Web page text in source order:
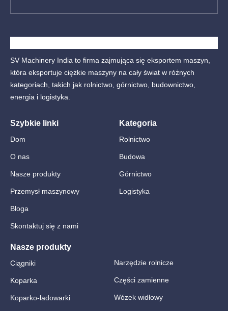
SV Machinery India to firma zajmująca się eksportem maszyn,
która eksportuje ciężkie maszyny na cały świat w różnych
kategoriach, takich jak rolnictwo, górnictwo, budownictwo,
energia i logistyka.
Szybkie linki
Dom
O nas
Nasze produkty
Przemysł maszynowy
Bloga
Skontaktuj się z nami
Kategoria
Rolnictwo
Budowa
Górnictwo
Logistyka
Nasze produkty
Ciągniki
Koparka
Koparko-ładowarki
Narzędzie rolnicze
Części zamienne
Wózek widłowy